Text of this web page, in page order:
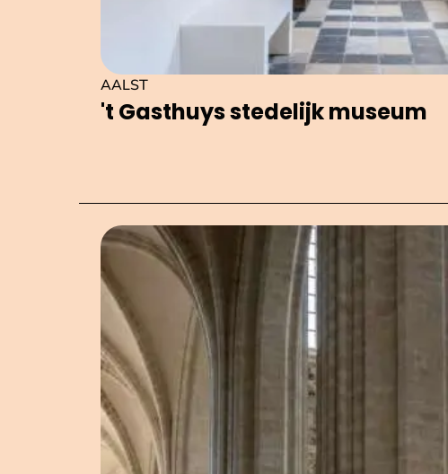
't Gasthuys stedelijk museum
AALST